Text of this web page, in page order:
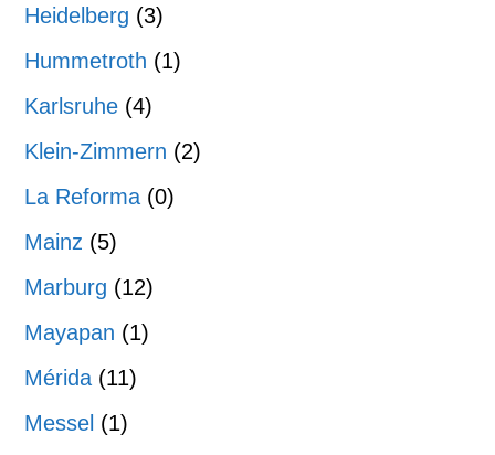
Heidelberg (3)
Hummetroth (1)
Karlsruhe (4)
Klein-Zimmern (2)
La Reforma (0)
Mainz (5)
Marburg (12)
Mayapan (1)
Mérida (11)
Messel (1)